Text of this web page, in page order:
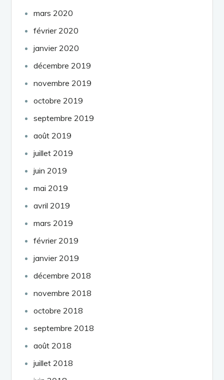
mars 2020
février 2020
janvier 2020
décembre 2019
novembre 2019
octobre 2019
septembre 2019
août 2019
juillet 2019
juin 2019
mai 2019
avril 2019
mars 2019
février 2019
janvier 2019
décembre 2018
novembre 2018
octobre 2018
septembre 2018
août 2018
juillet 2018